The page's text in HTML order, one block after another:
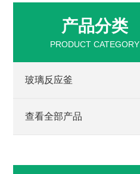
产品分类
PRODUCT CATEGORY
玻璃反应釜
查看全部产品